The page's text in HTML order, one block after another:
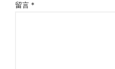
留言 *